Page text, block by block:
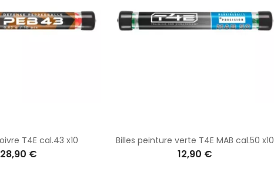
T4E cal.43 x10
28,90 €
Billes peinture verte T4E MAB cal.50 x10
12,90 €